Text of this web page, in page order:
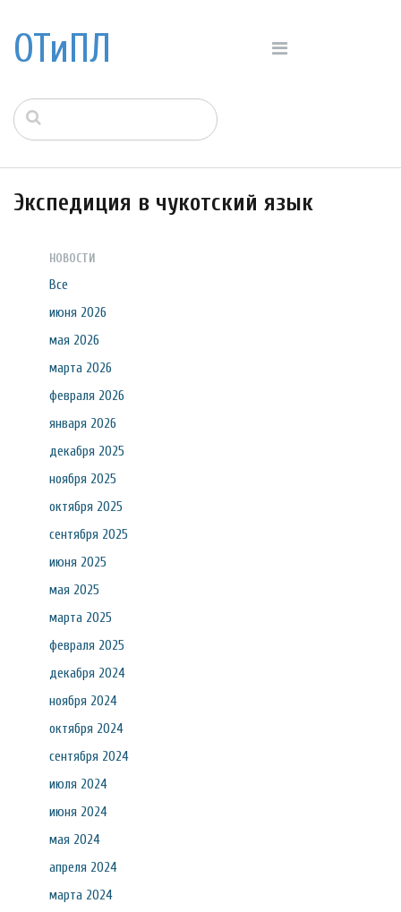
ОТиПЛ
Экспедиция в чукотский язык
НОВОСТИ
Все
июня 2026
мая 2026
марта 2026
февраля 2026
января 2026
декабря 2025
ноября 2025
октября 2025
сентября 2025
июня 2025
мая 2025
марта 2025
февраля 2025
декабря 2024
ноября 2024
октября 2024
сентября 2024
июля 2024
июня 2024
мая 2024
апреля 2024
марта 2024